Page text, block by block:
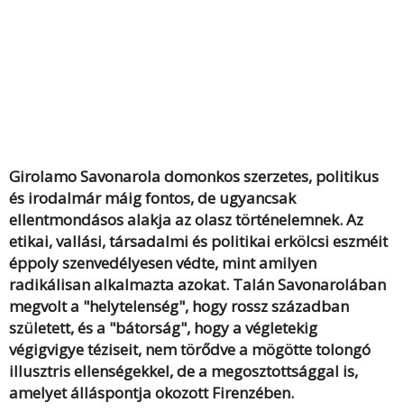
Girolamo Savonarola domonkos szerzetes, politikus
és irodalmár máig fontos, de ugyancsak
ellentmondásos alakja az olasz történelemnek. Az
etikai, vallási, társadalmi és politikai erkölcsi eszméit
éppoly szenvedélyesen védte, mint amilyen
radikálisan alkalmazta azokat. Talán Savonarolában
megvolt a "helytelenség", hogy rossz században
született, és a "bátorság", hogy a végletekig
végigvigye téziseit, nem törődve a mögötte tolongó
illusztris ellenségekkel, de a megosztottsággal is,
amelyet álláspontja okozott Firenzében.